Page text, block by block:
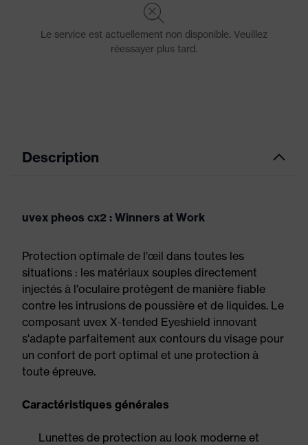
Description
uvex pheos cx2 : Winners at Work
Protection optimale de l'œil dans toutes les
situations : les matériaux souples directement
injectés à l'oculaire protègent de manière fiable
contre les intrusions de poussière et de liquides. Le
composant uvex X-tended Eyeshield innovant
s'adapte parfaitement aux contours du visage pour
un confort de port optimal et une protection à
toute épreuve.
Caractéristiques générales
Lunettes de protection au look moderne et